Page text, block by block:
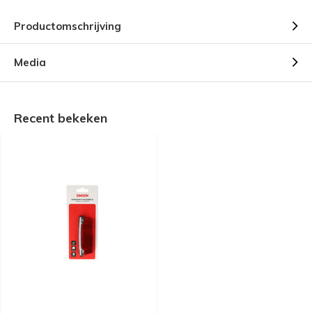
Productomschrijving
Media
Recent bekeken